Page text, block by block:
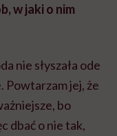
w jaki o nim
nie słyszała ode
Powtarzam jej, że
bo
dbać o nie tak,